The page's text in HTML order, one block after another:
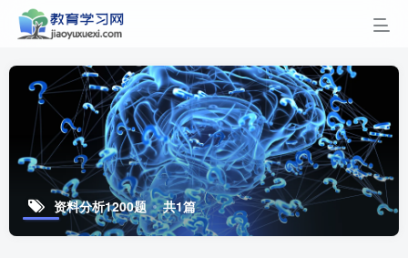
资料分析1200题 共1篇